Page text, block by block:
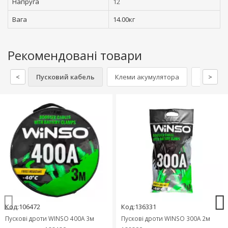
Вага
14.00кг
Рекомендовані товари
< Пусковий кабель Клеми акумулятора >
Код:106472
Пускові дроти WINSO 400А 3м
Код:136331
Пускові дроти WINSO 300А 2м